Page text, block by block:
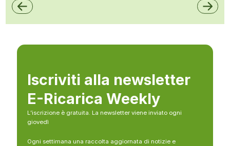
Iscriviti alla newsletter
E-Ricarica Weekly
L’iscrizione è gratuita. La newsletter viene inviato ogni
giovedì
Ogni settimana una raccolta aggiornata di notizie e